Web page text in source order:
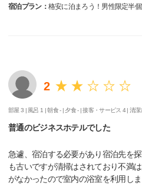
宿泊プラン： 格安に泊まろう！男性限定半
2
部屋 3 | 風呂 1 |朝食 - | 夕食 - |接客・サービス 4 |清潔
普通のビジネスホテルでした
急遽、宿泊する必要があり宿泊先を
も古いですが清掃はされており不満
がなかったので室内の浴室を利用し